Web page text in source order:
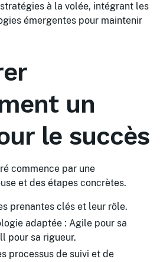
à la volée, intégrant les
émergentes pour maintenir
un
le succès
commence par une
et des étapes concrètes.
prenantes clés et leur rôle.
adaptée : Agile pour sa
pour sa rigueur.
processus de suivi et de